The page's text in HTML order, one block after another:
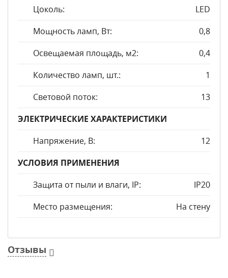
Цоколь:
LED
Мощность ламп, Вт:
0,8
Освещаемая площадь, м2:
0,4
Количество ламп, шт.:
1
Световой поток:
13
ЭЛЕКТРИЧЕСКИЕ ХАРАКТЕРИСТИКИ
Напряжение, В:
12
УСЛОВИЯ ПРИМЕНЕНИЯ
Защита от пыли и влаги, IP:
IP20
Место размещения:
На стену
Отзывы